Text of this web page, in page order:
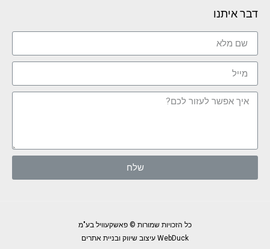
דבר איתנו
שלח
כל הזכויות שמורות © פאשקעוויל בע"מ
WebDuck עיצוב שיווק ובניית אתרים